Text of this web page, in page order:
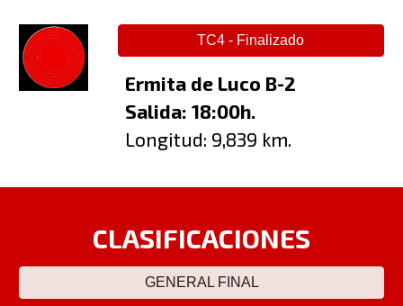
TC4 - Finalizado
Ermita de Luco B-2
Salida: 18:00h.
Longitud: 9,839 km.
CLASIFICACIONES
GENERAL FINAL